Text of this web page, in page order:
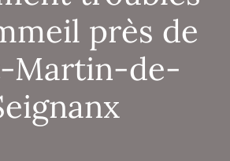
près de
Martin-de-